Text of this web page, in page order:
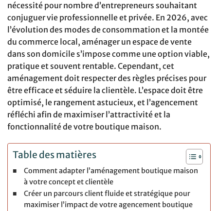
nécessité pour nombre d’entrepreneurs souhaitant
conjuguer vie professionnelle et privée. En 2026, avec
l’évolution des modes de consommation et la montée
du commerce local, aménager un espace de vente
dans son domicile s’impose comme une option viable,
pratique et souvent rentable. Cependant, cet
aménagement doit respecter des règles précises pour
être efficace et séduire la clientèle. L’espace doit être
optimisé, le rangement astucieux, et l’agencement
réfléchi afin de maximiser l’attractivité et la
fonctionnalité de votre boutique maison.
Table des matières
Comment adapter l’aménagement boutique maison
à votre concept et clientèle
Créer un parcours client fluide et stratégique pour
maximiser l’impact de votre agencement boutique